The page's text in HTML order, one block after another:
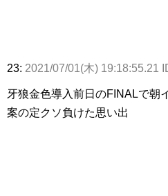
23: 2021/07/01(木) 19:18:55.21
牙狼金色導入前日のFINALで朝
案の定クソ負けた思い出